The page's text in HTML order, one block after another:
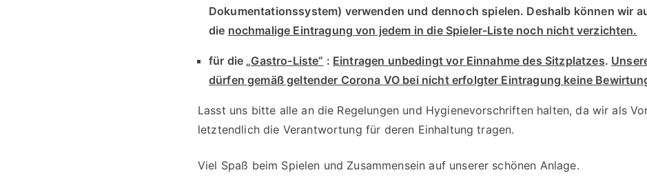
Dokumentationssystem) verwenden und dennoch spielen. Deshalb können wir
die nochmalige Eintragung von jedem in die Spieler-Liste noch nicht verzichten.
für die „Gastro-Liste“ : Eintragen unbedingt vor Einnahme des Sitzplatzes.
dürfen gemäß geltender Corona VO bei nicht erfolgter Eintragung keine
Lasst uns bitte alle an die Regelungen und Hygienevorschriften halten, da wir als
letztendlich die Verantwortung für deren Einhaltung tragen.
Viel Spaß beim Spielen und Zusammensein auf unserer schönen Anlage.